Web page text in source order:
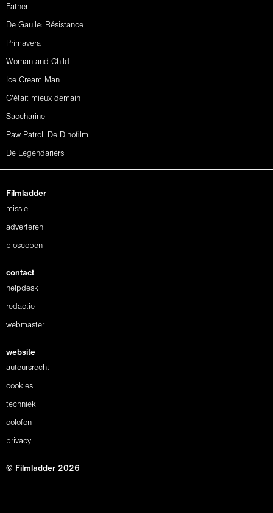
Father
De Gaulle: Résistance
Primavera
Woman and Child
Ice Cream Man
C'était mieux demain
Saccharine
Paw Patrol: De Dinofilm
De Legendariërs
Filmladder
missie
adverteren
bioscopen
contact
helpdesk
redactie
webmaster
website
auteursrecht
cookies
techniek
colofon
privacy
© Filmladder 2026